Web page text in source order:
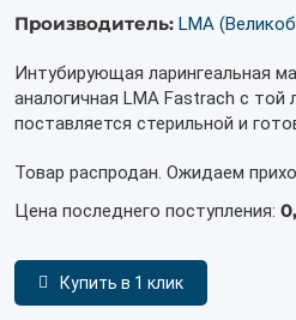
Производитель: LMA
Интубирующая ларингеальная
аналогичная LMA Fastrach c той
поставляется стерильной и
Товар распродан. Ожидаем
Цена последнего поступления:
Купить в 1 клик